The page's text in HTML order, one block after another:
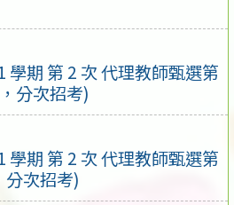
學期 第 2 次 代理教師甄選第
分次招考)
學期 第 2 次 代理教師甄選第
次招考)